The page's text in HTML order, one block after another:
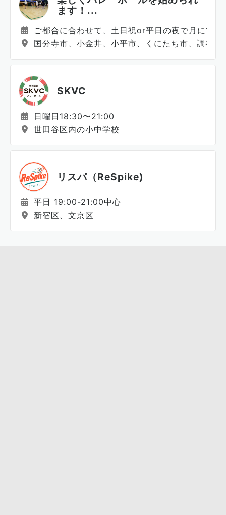
ます！...
ご都合に合わせて、土日祝or平日の夜で月に15
国分寺市、小金井、小平市、くにたち市、調布市
SKVC
日曜日18:30〜21:00
世田谷区内の小中学校
リスパ（ReSpike)
平日 19:00-21:00中心
新宿区、文京区